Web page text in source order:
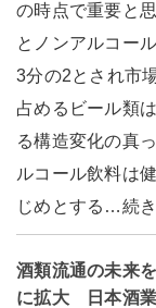
の時点で重要と
とノンアルコー
3分の2とされ市
占めるビール類
る構造変化の真
ルコール飲料は
じめとする…続
酒類流通の未来
に拡大 日本酒業